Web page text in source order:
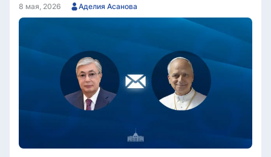
8 мая, 2026 Аделия Асанова